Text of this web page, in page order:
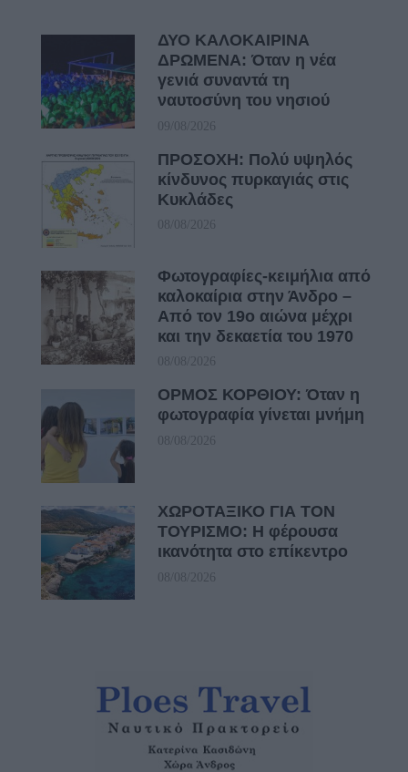
ΔΥΟ ΚΑΛΟΚΑΙΡΙΝΑ
ΔΡΩΜΕΝΑ: Όταν η νέα
γενιά συναντά τη
ναυτοσύνη του νησιού
09/08/2026
ΠΡΟΣΟΧΗ: Πολύ υψηλός
κίνδυνος πυρκαγιάς στις
Κυκλάδες
08/08/2026
Φωτογραφίες-κειμήλια από
καλοκαίρια στην Άνδρο –
Από τον 19ο αιώνα μέχρι
και την δεκαετία του 1970
08/08/2026
ΟΡΜΟΣ ΚΟΡΘΙΟΥ: Όταν η
φωτογραφία γίνεται μνήμη
08/08/2026
ΧΩΡΟΤΑΞΙΚΟ ΓΙΑ ΤΟΝ
ΤΟΥΡΙΣΜΟ: Η φέρουσα
ικανότητα στο επίκεντρο
08/08/2026